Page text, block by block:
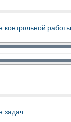
контрольной работы
задач